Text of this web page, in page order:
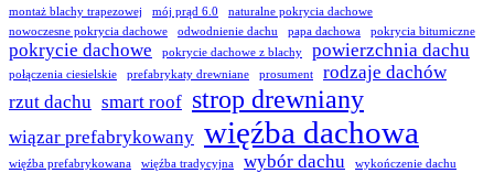
montaż blachy trapezowej mój prąd 6.0
naturalne pokrycia dachowe
nowoczesne pokrycia dachowe
odwodnienie dachu papa dachowa pokrycia bitumiczne
pokrycie dachowe pokrycie dachowe z blachy powierzchnia dachu
połączenia ciesielskie prefabrykaty drewniane prosument
rodzaje dachów
rzut dachu smart roof strop drewniany
wiązar prefabrykowany więźba dachowa
więźba prefabrykowana więźba tradycyjna wybór dachu wykończenie dachu